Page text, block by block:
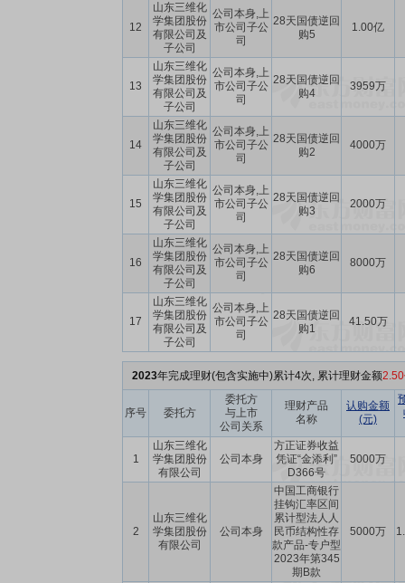
12
山东三维化
学集团股份
有限公司及
子公司
公司本身,上
市公司子公
司
28天国债逆回
购5
1.00亿
13
山东三维化
学集团股份
有限公司及
子公司
公司本身,上
市公司子公
司
28天国债逆回
购4
3959万
14
山东三维化
学集团股份
有限公司及
子公司
公司本身,上
市公司子公
司
28天国债逆回
购2
4000万
15
山东三维化
学集团股份
有限公司及
子公司
公司本身,上
市公司子公
司
28天国债逆回
购3
2000万
16
山东三维化
学集团股份
有限公司及
子公司
公司本身,上
市公司子公
司
28天国债逆回
购6
8000万
17
山东三维化
学集团股份
有限公司及
子公司
公司本身,上
市公司子公
司
28天国债逆回
购1
41.50万
2023年完成理财(包含实施中)累计4次, 累计理财金额
序号 委托方
委托方
与上市
公司关系
理财产品
名称
认购金额
(元)
1
山东三维化
学集团股份
有限公司
公司本身
方正证券收益
凭证“金添利”
D366号
5000万
2
山东三维化
学集团股份
有限公司
公司本身
中国工商银行
挂钩汇率区间
累计型法人人
民币结构性存
款产品-专户型
2023年第345
期B款
5000万